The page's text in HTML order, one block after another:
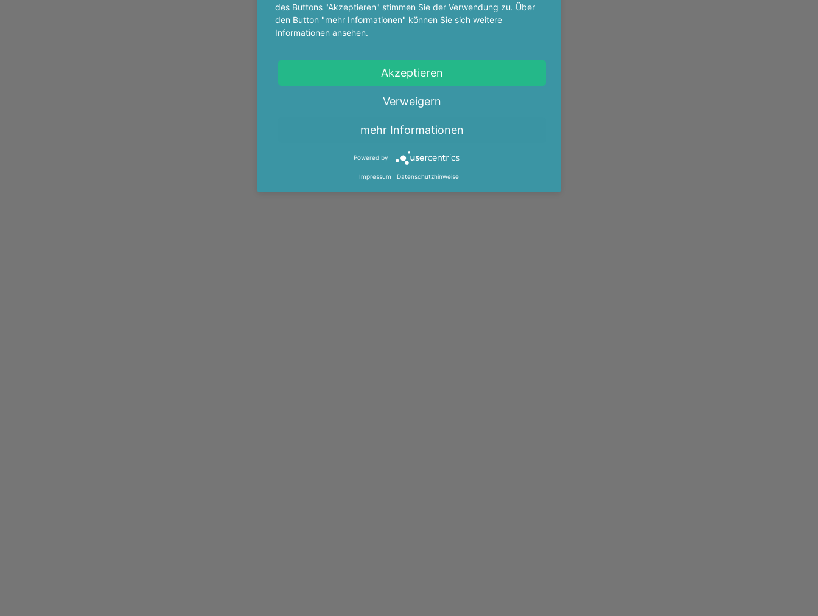
des Buttons "Akzeptieren" stimmen Sie der Verwendung zu. Über
den Button "mehr Informationen" können Sie sich weitere
Informationen ansehen.
Akzeptieren
Verweigern
mehr Informationen
Powered by
Impressum Datenschutzhinweise